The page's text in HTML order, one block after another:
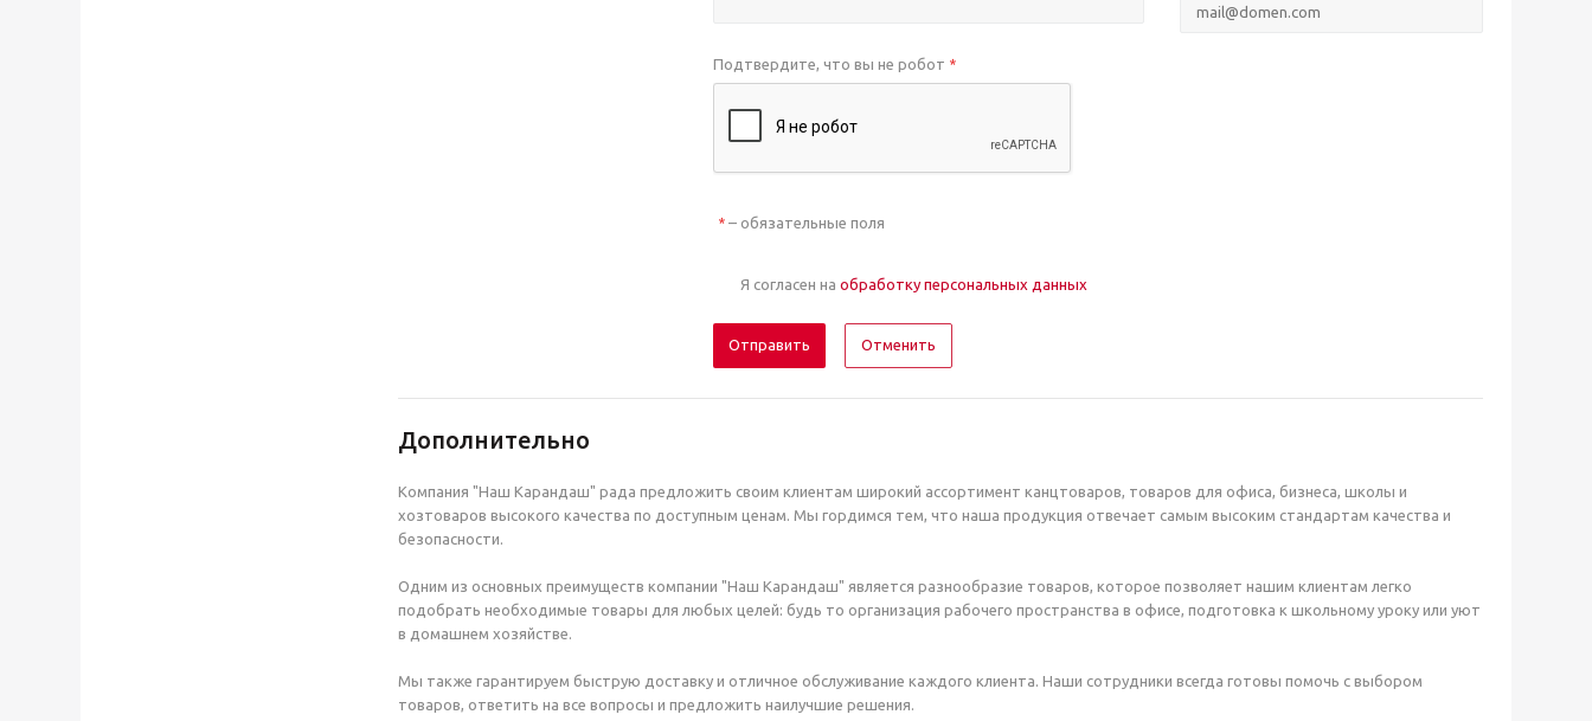
Подтвердите, что вы не робот *
*– обязательные поля
Я согласен на обработку персональных данных
Отменить
Дополнительно
Компания "Наш Карандаш" рада предложить своим клиентам широкий ассортимент канцтоваров, товаров для офиса, бизнеса, школы и
хозтоваров высокого качества по доступным ценам. Мы гордимся тем, что наша продукция отвечает самым высоким стандартам качества и
безопасности.
Одним из основных преимуществ компании "Наш Карандаш" является разнообразие товаров, которое позволяет нашим клиентам легко
подобрать необходимые товары для любых целей: будь то организация рабочего пространства в офисе, подготовка к школьному уроку или уют
в домашнем хозяйстве.
Мы также гарантируем быструю доставку и отличное обслуживание каждого клиента. Наши сотрудники всегда готовы помочь с выбором
товаров, ответить на все вопросы и предложить наилучшие решения.